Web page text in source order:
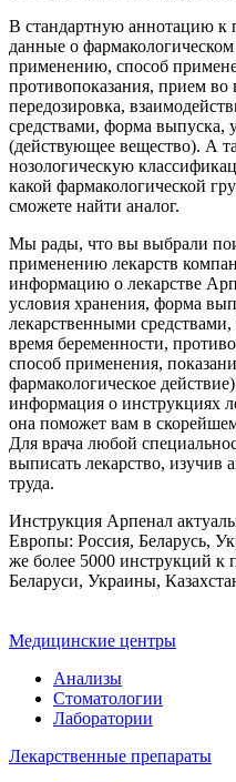
В стандартную аннотацию к
данные о
применению, способ
противопоказания, прием во
передозировка,
средствами, форма выпуска,
(действующее вещество). А
нозологическую
какой фармакологической
сможете найти аналог.
Мы рады, что вы выбрали
применению лекарств
информацию о лекарстве
условия хранения, форма
лекарственными
время беременности,
способ применения,
фармакологическое
информация о инструкциях
она поможет вам в
Для врача любой
выписать лекарство,
труда.
Инструкция Арпенал
Европы: Россия, Беларусь,
же более 5000 инструкций к
Беларуси, Украины,
Медицинские центры
Анализы
Стоматологии
Лаборатории
Лекарственные препараты